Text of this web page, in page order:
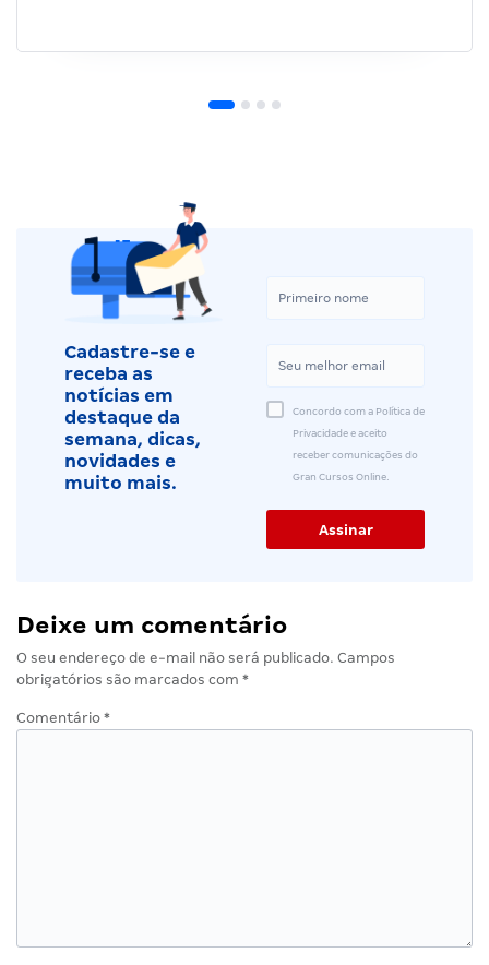
Cadastre-se e
receba as
notícias em
destaque da
semana, dicas,
novidades e
muito mais.
Concordo com a Política de
Privacidade e aceito
receber comunicações do
Gran Cursos Online.
Deixe um comentário
O seu endereço de e-mail não será publicado. Campos
obrigatórios são marcados com *
Comentário *